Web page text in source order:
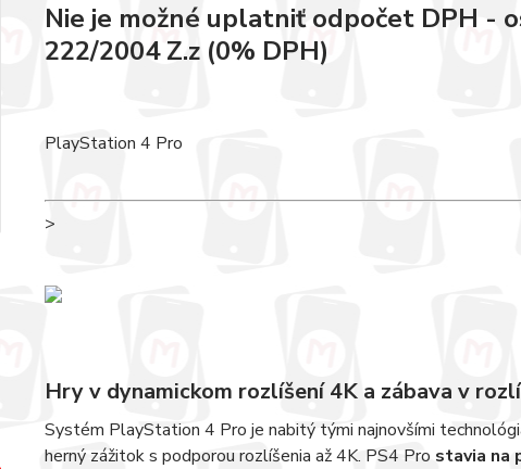
Nie je možné uplatniť odpočet DPH -
222/2004 Z.z (0% DPH)
PlayStation 4 Pro
>
Hry v dynamickom rozlíšení 4K a zábava v
Systém PlayStation 4 Pro je nabitý tými najnovšími
herný zážitok s podporou rozlíšenia až 4K. PS4 Pro stavia na